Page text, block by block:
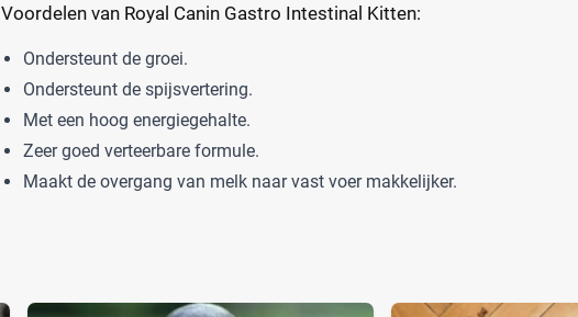
Voordelen van Royal Canin Gastro Intestinal Kitten:
Ondersteunt de groei.
Ondersteunt de spijsvertering.
Met een hoog energiegehalte.
Zeer goed verteerbare formule.
Maakt de overgang van melk naar vast voer makkelijker.